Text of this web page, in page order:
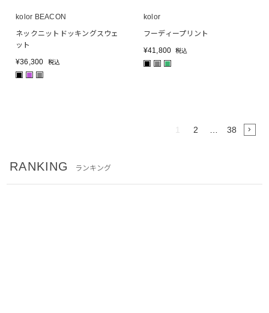
kolor BEACON
ネックニットドッキングスウェ
ット
¥36,300 税込
kolor
フーディープリント
¥41,800 税込
1 2 38
RANKING ランキング